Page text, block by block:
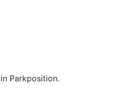
Parkposition.